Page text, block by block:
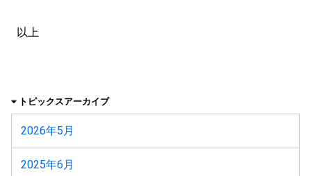
以上
トピックスアーカイブ
2026年5月
2025年6月